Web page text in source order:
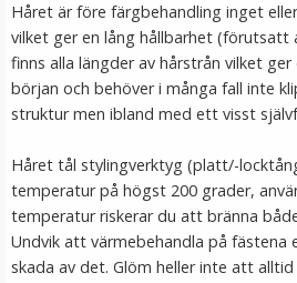
★★★★
99 kr
LÄGG I
Håret är före färgbehandling inget
vilket ger en lång hållbarhet
finns alla längder av hårstrån vilket
början och behöver i många fall inte
struktur men ibland med ett visst
Håret tål stylingverktyg (platt/-
temperatur på högst 200 grader,
temperatur riskerar du att bränna
Undvik att värmebehandla på
skada av det. Glöm heller inte att